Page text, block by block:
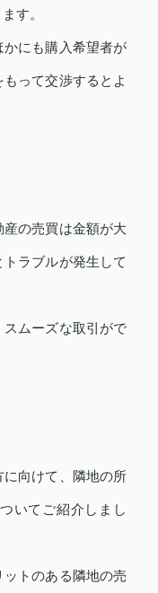
す。
かにも購入希望者が
って交渉するとよ
の売買は金額が大
ラブルが発生して
ムーズな取引がで
向けて、隣地の所
いてご紹介しまし
トのある隣地の売